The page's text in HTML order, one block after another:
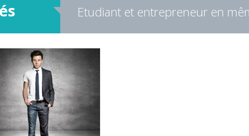
Etudiant et entrepreneur en